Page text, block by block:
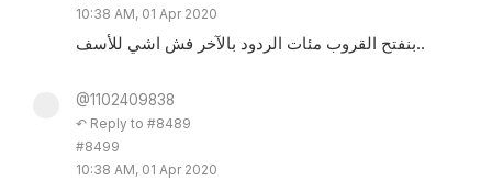
10:38 AM, 01 Apr 2020
بنفتح القروب مئات الردود بالآخر فش اشي للأسف..
@1102409838
↶ Reply to #8489
#8499
10:38 AM, 01 Apr 2020